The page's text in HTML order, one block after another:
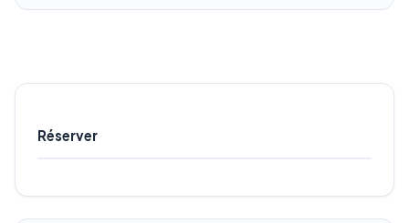
Réserver